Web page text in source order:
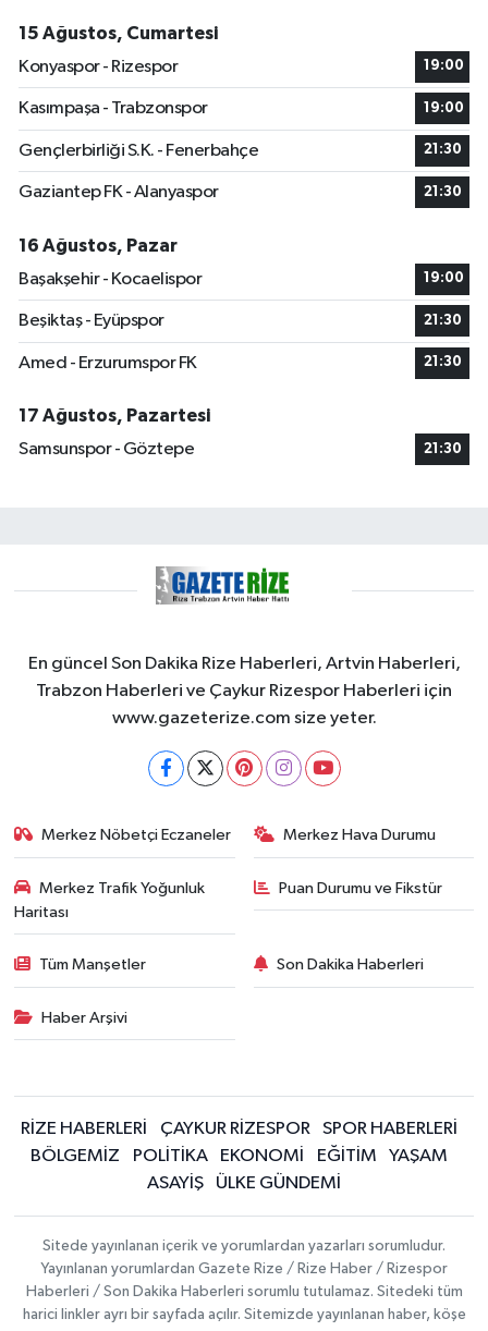
15 Ağustos, Cumartesi
Konyaspor - Rizespor
19:00
Kasımpaşa - Trabzonspor 19:00
Gençlerbirliği S.K. - Fenerbahçe 21:30
Gaziantep FK - Alanyaspor 21:30
16 Ağustos, Pazar
Başakşehir - Kocaelispor
19:00
Beşiktaş - Eyüpspor 21:30
Amed - Erzurumspor FK 21:30
17 Ağustos, Pazartesi
Samsunspor - Göztepe
21:30
En güncel Son Dakika Rize Haberleri, Artvin Haberleri,
Trabzon Haberleri ve Çaykur Rizespor Haberleri için
www.gazeterize.com size yeter.
Merkez Nöbetçi Eczaneler Merkez Hava Durumu
Merkez Trafik Yoğunluk
Haritası
Puan Durumu ve Fikstür
Tüm Manşetler Son Dakika Haberleri
Haber Arşivi
RİZE HABERLERİ ÇAYKUR RİZESPOR
SPOR HABERLERİ
BÖLGEMİZ
POLİTİKA EKONOMİ EĞİTİM
YAŞAM
ASAYİŞ
ÜLKE GÜNDEMİ
Sitede yayınlanan içerik ve yorumlardan yazarları sorumludur.
Yayınlanan yorumlardan Gazete Rize / Rize Haber / Rizespor
Haberleri / Son Dakika Haberleri sorumlu tutulamaz. Sitedeki tüm
harici linkler ayrı bir sayfada açılır. Sitemizde yayınlanan haber, köşe